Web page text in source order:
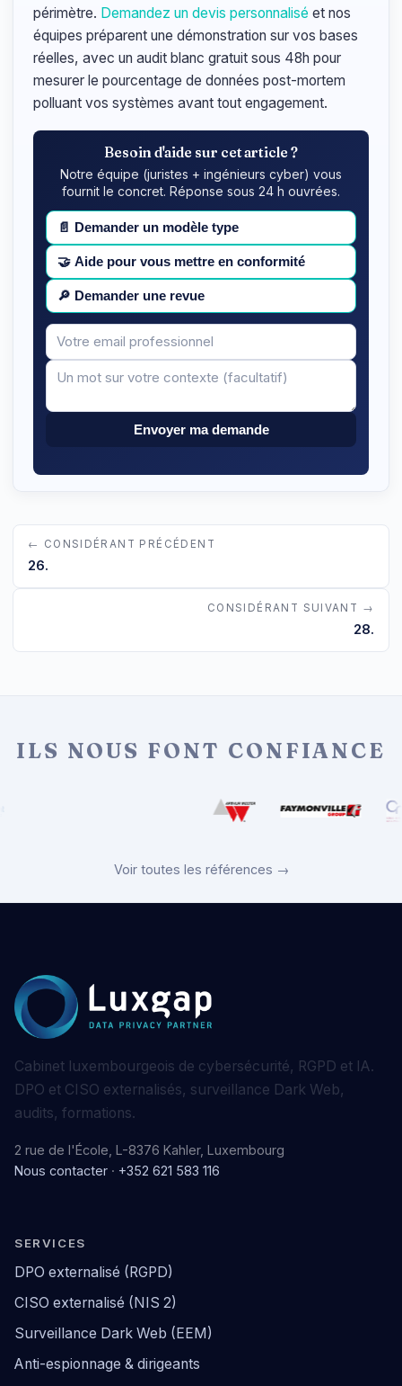
périmètre. Demandez un devis personnalisé et nos
équipes préparent une démonstration sur vos bases
réelles, avec un audit blanc gratuit sous 48h pour
mesurer le pourcentage de données post-mortem
polluant vos systèmes avant tout engagement.
Besoin d'aide sur cet article ?
Notre équipe (juristes + ingénieurs cyber) vous
fournit le concret. Réponse sous 24 h ouvrées.
📄 Demander un modèle type
🤝 Aide pour vous mettre en conformité
🔎 Demander une revue
Votre
email
Message
Envoyer ma demande
← CONSIDÉRANT PRÉCÉDENT
26.
CONSIDÉRANT SUIVANT →
28.
ILS NOUS FONT CONFIANCE
Voir toutes les références →
Cabinet luxembourgeois de cybersécurité, RGPD et IA.
DPO et CISO externalisés, surveillance Dark Web,
audits, formations.
2 rue de l'École, L-8376 Kahler, Luxembourg
Nous contacter · +352 621 583 116
SERVICES
DPO externalisé (RGPD)
CISO externalisé (NIS 2)
Surveillance Dark Web (EEM)
Anti-espionnage & dirigeants